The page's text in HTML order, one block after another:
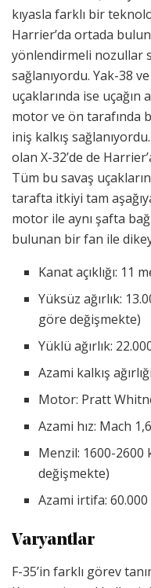
kıyasla farklı bir
Harrier’da ortada
yönlendirmeli nozullar
sağlanıyordu. Yak-38
uçaklarında ise
motor ve ön tarafında
iniş kalkış
olan X-32’de de
Tüm bu savaş
tarafta itkiyi tam
motor ile aynı şafta
bulunan bir fan ile
Kanat açıklığı: 11
Yüksüz ağırlık:
göre değişmekte)
Yüklü ağırlık:
Azami kalkış
Motor: Pratt
Azami hız: Mach
Menzil: 1600-
değişmekte)
Azami irtifa:
Varyantlar
F-35’in farklı görev